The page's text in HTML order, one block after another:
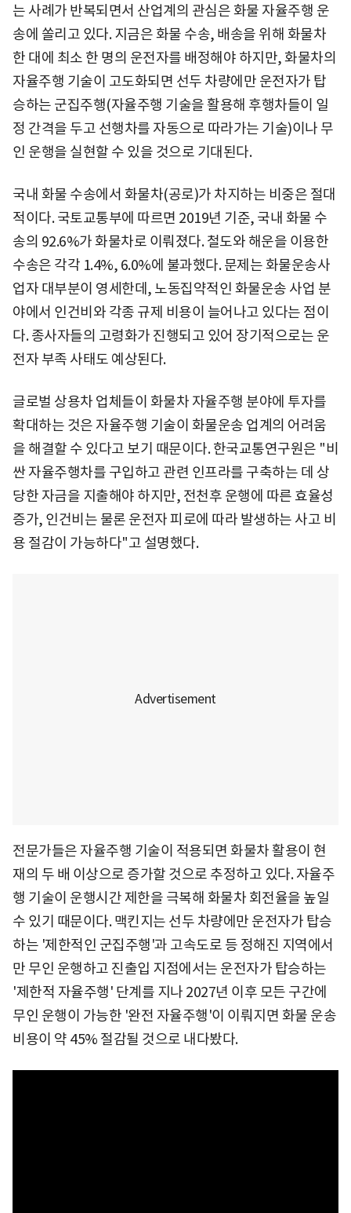
는 사례가 반복되면서 산업계의 관심은 화물 자율주행 운
송에 쏠리고 있다. 지금은 화물 수송, 배송을 위해 화물차
한 대에 최소 한 명의 운전자를 배정해야 하지만, 화물차의
자율주행 기술이 고도화되면 선두 차량에만 운전자가 탑
승하는 군집주행(자율주행 기술을 활용해 후행차들이 일
정 간격을 두고 선행차를 자동으로 따라가는 기술)이나 무
인 운행을 실현할 수 있을 것으로 기대된다.
국내 화물 수송에서 화물차(공로)가 차지하는 비중은 절대
적이다. 국토교통부에 따르면 2019년 기준, 국내 화물 수
송의 92.6%가 화물차로 이뤄졌다. 철도와 해운을 이용한
수송은 각각 1.4%, 6.0%에 불과했다. 문제는 화물운송사
업자 대부분이 영세한데, 노동집약적인 화물운송 사업 분
야에서 인건비와 각종 규제 비용이 늘어나고 있다는 점이
다. 종사자들의 고령화가 진행되고 있어 장기적으로는 운
전자 부족 사태도 예상된다.
글로벌 상용차 업체들이 화물차 자율주행 분야에 투자를
확대하는 것은 자율주행 기술이 화물운송 업계의 어려움
을 해결할 수 있다고 보기 때문이다. 한국교통연구원은 "비
싼 자율주행차를 구입하고 관련 인프라를 구축하는 데 상
당한 자금을 지출해야 하지만, 전천후 운행에 따른 효율성
증가, 인건비는 물론 운전자 피로에 따라 발생하는 사고 비
용 절감이 가능하다"고 설명했다.
전문가들은 자율주행 기술이 적용되면 화물차 활용이 현
재의 두 배 이상으로 증가할 것으로 추정하고 있다. 자율주
행 기술이 운행시간 제한을 극복해 화물차 회전율을 높일
수 있기 때문이다. 맥킨지는 선두 차량에만 운전자가 탑승
하는 '제한적인 군집주행'과 고속도로 등 정해진 지역에서
만 무인 운행하고 진출입 지점에서는 운전자가 탑승하는
'제한적 자율주행' 단계를 지나 2027년 이후 모든 구간에
무인 운행이 가능한 '완전 자율주행'이 이뤄지면 화물 운송
비용이 약 45% 절감될 것으로 내다봤다.